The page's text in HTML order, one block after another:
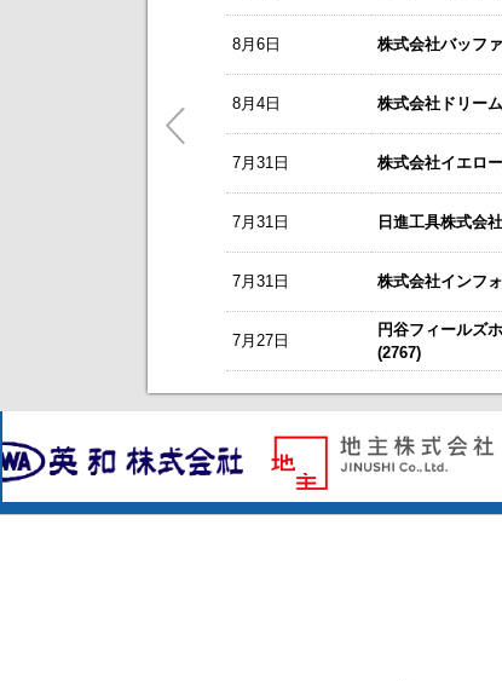
リーダー電子(6867)
今すぐ登録
東テク(9960)
今すぐ登録
アナリストレポート（シェ
ＳＢＳホールディングス(2384)
今
2026年12月期 第２四半期決
レント(372A)
今すぐ登録
静銀リース株式会社との業務
「熊本中央センター」 新規
自己株式の取得および自己
コーポレート・ガバナンスに
オープンアップグループ(2154)
2026年6月期 通期決算説明資料
京写(6837)
2027年３月期 第１四半期決
8月6日 株式会社バッフ
8月4日 株式会社ドリー
7月31日 株式会社イエロ
7月31日 日進工具株式会
7月31日 株式会社インフ
7月27日
円谷フィールズ
(2767)
これまで開催した、個人投資
今後のスケジュールにつきま
8/3日本テクノ・ラボ(3849)の掲載
5/21 梅の花グループ(7604)の掲載
【ニュースリリース】
【ご提案書】戦略的グ
新規掲載企業